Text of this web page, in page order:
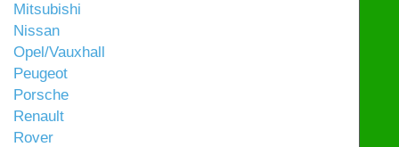
Mitsubishi
Nissan
Opel/Vauxhall
Peugeot
Porsche
Renault
Rover